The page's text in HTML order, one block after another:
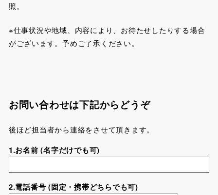
照。
※仕事状況や地域、内容により、お待たせしたりする場合
がございます。予めご了承ください。
お問い合わせは下記からどうぞ
後ほど担当者から連絡をさせて頂きます。
1.お名前 (名字だけでも可)
2.電話番号 (固定・携帯どちらでも可)